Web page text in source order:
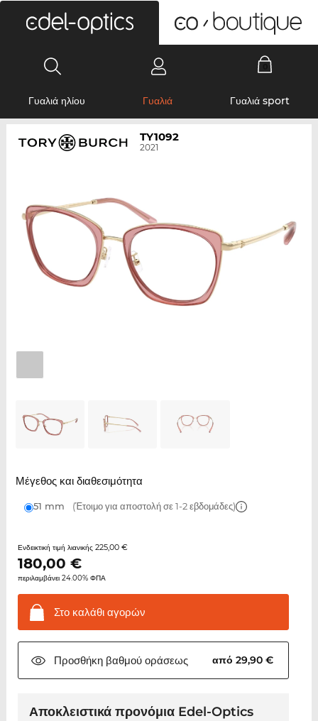
Γυαλιά ηλίου Γυαλιά Γυαλιά sport
TY1092
2021
Μέγεθος και διαθεσιμότητα
51 mm (Έτοιμο για αποστολή σε 1-2 εβδομάδες)
Ενδεικτική τιμή λιανικής 225,00 €
180,00 €
περιλαμβάνει 24.00% ΦΠΑ
Στο καλάθιαγορών
Προσθήκη βαθμούοράσεως από 29,90 €
Αποκλειστικά προνόμια Edel-Optics